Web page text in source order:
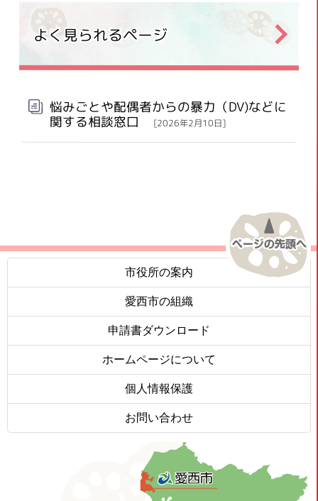
よく見られるページ
悩みごとや配偶者からの暴力（DV)などに
関する相談窓口 [2026年2月10日]
市役所の案内
愛西市の組織
申請書ダウンロード
ホームページについて
個人情報保護
お問い合わせ